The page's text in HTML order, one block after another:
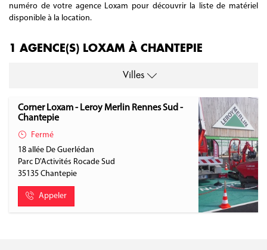
numéro de votre agence Loxam pour découvrir la liste de matériel
disponible à la location.
1 AGENCE(S) LOXAM À CHANTEPIE
Villes
Corner Loxam - Leroy Merlin Rennes Sud -
Chantepie
Fermé
18 allée De Guerlédan
Parc D'Activités Rocade Sud
35135 Chantepie
Appeler